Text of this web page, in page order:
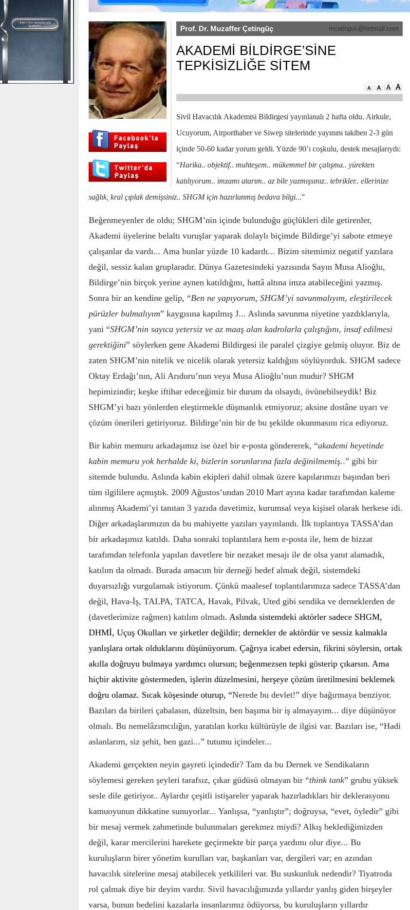
Prof. Dr. Muzaffer Çetingüç mcetinguc@hotmail.com
AKADEMİ BİLDİRGE’SİNE
TEPKİSİZLİĞE SİTEM
Sivil Havacılık Akademisi Bildirgesi yayınlanalı 2 hafta oldu. Airkule,
Ucuyorum, Airporthaber ve Siwep sitelerinde yayınını takiben 2-3 gün
içinde 50-60 kadar yorum geldi. Yüzde 90’ı coşkulu, destek mesajlarıydı:
“Harika.. objektif.. muhteşem.. mükemmel bir çalışma.. yürekten
katılıyorum.. imzamı atarım.. az bile yazmışsınız.. tebrikler.. ellerinize
sağlık, kral çıplak demişsiniz.. SHGM için hazırlanmış bedava bilgi...”
Beğenmeyenler de oldu; SHGM’nin içinde bulunduğu güçlükleri dile getirenler,
Akademi üyelerine belaltı vuruşlar yaparak dolaylı biçimde Bildirge’yi sabote etmeye
çalışanlar da vardı... Ama bunlar yüzde 10 kadardı... Bizim sitemimiz negatif yazılara
değil, sessiz kalan gruplaradır. Dünya Gazetesindeki yazısında Sayın Musa Alioğlu,
Bildirge’nin birçok yerine aynen katıldığını, hattâ altına imza atabileceğini yazmış.
Sonra bir an kendine gelip, “Ben ne yapıyorum, SHGM’yi savunmalıyım, eleştirilecek
pürüzler bulmalıyım” kaygısına kapılmış J... Aslında savunma niyetine yazdıklarıyla,
yani “SHGM’nin sayıca yetersiz ve az maaş alan kadrolarla çalıştığını, insaf edilmesi
gerektiğini” söylerken gene Akademi Bildirgesi ile paralel çizgiye gelmiş oluyor. Biz de
zaten SHGM’nin nitelik ve nicelik olarak yetersiz kaldığını söylüyorduk. SHGM sadece
Oktay Erdağı’nın, Ali Arıduru’nun veya Musa Alioğlu’nun mudur? SHGM
hepimizindir; keşke iftihar edeceğimiz bir durum da olsaydı, övünebilseydik! Biz
SHGM’yi bazı yönlerden eleştirmekle düşmanlık etmiyoruz; aksine dostâne uyarı ve
çözüm önerileri getiriyoruz. Bildirge’nin bir de bu şekilde okunmasını rica ediyoruz.
Bir kabin memuru arkadaşımız ise özel bir e-posta göndererek, “akademi heyetinde
kabin memuru yok herhalde ki, bizlerin sorunlarına fazla değinilmemiş..” gibi bir
sitemde bulundu. Aslında kabin ekipleri dahil olmak üzere kapılarımızı başından beri
tüm ilgililere açmıştık. 2009 Ağustos’undan 2010 Mart ayına kadar tarafımdan kaleme
alınmış Akademi’yi tanıtan 3 yazıda davetimiz, kurumsal veya kişisel olarak herkese idi.
Diğer arkadaşlarımızın da bu mahiyette yazıları yayınlandı. İlk toplantıya TASSA’dan
bir arkadaşımız katıldı. Daha sonraki toplantılara hem e-posta ile, hem de bizzat
tarafımdan telefonla yapılan davetlere bir nezaket mesajı ile de olsa yanıt alamadık,
katılım da olmadı. Burada amacım bir derneği hedef almak değil, sistemdeki
duyarsızlığı vurgulamak istiyorum. Çünkü maalesef toplantılarımıza sadece TASSA’dan
değil, Hava-İş, TALPA, TATCA, Havak, Pilvak, Uted gibi sendika ve derneklerden de
(davetlerimize rağmen) katılım olmadı. Aslında sistemdeki aktörler sadece SHGM,
DHMİ, Uçuş Okulları ve şirketler değildir; dernekler de aktördür ve sessiz kalmakla
yanlışlara ortak olduklarını düşünüyorum. Çağrıya icabet edersin, fikrini söylersin, ortak
akılla doğruyu bulmaya yardımcı olursun; beğenmezsen tepki gösterip çıkarsın. Ama
hiçbir aktivite göstermeden, işlerin düzelmesini, herşeye çözüm üretilmesini beklemek
doğru olamaz. Sıcak köşesinde oturup, “Nerede bu devlet!” diye bağırmaya benziyor.
Bazıları da birileri çabalasın, düzeltsin, ben başıma bir iş almayayım... diye düşünüyor
olmalı. Bu nemelâzımcılığın, yaratılan korku kültürüyle de ilgisi var. Bazıları ise, “Hadi
aslanlarım, siz şehit, ben gazi...” tutumu içindeler...
Akademi gerçekten neyin gayreti içindedir? Tam da bu Dernek ve Sendikaların
söylemesi gereken şeyleri tarafsız, çıkar güdüsü olmayan bir “think tank” grubu yüksek
sesle dile getiriyor.. Aylardır çeşitli istişareler yaparak hazırladıkları bir deklerasyonu
kamuoyunun dikkatine sunuyorlar... Yanlışsa, “yanlıştır”; doğruysa, “evet, öyledir” gibi
bir mesaj vermek zahmetinde bulunmaları gerekmez miydi? Alkış beklediğimizden
değil, karar mercilerini harekete geçirmekte bir parça yardımı olur diye... Bu
kuruluşların birer yönetim kurulları var, başkanları var, dergileri var; en azından
havacılık sitelerine mesaj atabilecek yetkilileri var. Bu suskunluk nedendir? Tiyatroda
rol çalmak diye bir deyim vardır. Sivil havacılığımızda yıllardır yanlış giden birşeyler
varsa, bunun bedelini kazalarla insanlarımız ödüyorsa, bu kuruluşların yıllardır